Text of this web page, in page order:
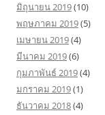
มิถุนายน 2019(10)
พฤษภาคม 2019(5)
เมษายน 2019(4)
มีนาคม 2019(6)
กุมภาพันธ์ 2019(4)
มกราคม 2019(1)
ธันวาคม 2018(4)